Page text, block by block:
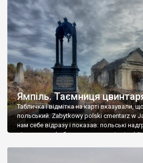
Ямпіль. Таємниця
Табличка і відмітка на карті вказували,
польський. Zabytkowy polski cmentarz w
нам себе відразу і показав: польські
віднести до фабричних, польські